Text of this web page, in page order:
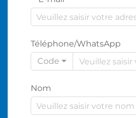
Téléphone/WhatsApp
Code
Nom